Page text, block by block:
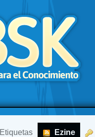
Etiquetas Ezine